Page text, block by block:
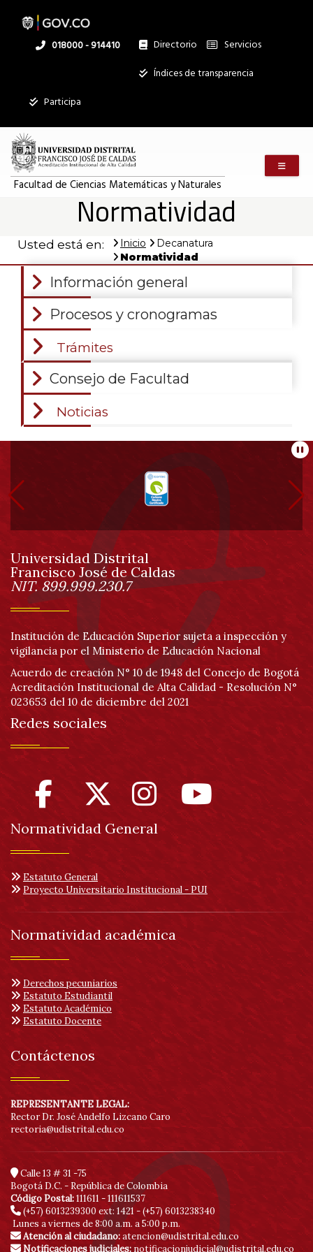
contenido
Linea
018000 - 914410 Directorio
Institucional
Servicios
Índices de transparencia
Participa
Facultad de Ciencias Matemáticas y Naturales
Normatividad
Usted está en: Inicio
Decanatura
Normatividad
Información general
Procesos y cronogramas
Trámites
Consejo de Facultad
Noticias
Información
pie
de
página
Información
Universidad Distrital
Francisco José de Caldas
NIT. 899.999.230.7
Institución de Educación Superior sujeta a inspección y
vigilancia por el Ministerio de Educación Nacional
Acuerdo de creación N° 10 de 1948 del Concejo de Bogotá
Acreditación Institucional de Alta Calidad - Resolución N°
023653 del 10 de diciembre del 2021
Redes sociales
Normatividad General
Estatuto General
Proyecto Universitario Institucional - PUI
Normatividad académica
Derechos pecuniarios
Estatuto Estudiantil
Estatuto Académico
Estatuto Docente
Contáctenos
REPRESENTANTE LEGAL:
Rector Dr. José Andelfo Lizcano Caro
rectoria@udistrital.edu.co
Calle 13 # 31 -75
Bogotá D.C. - República de Colombia
Código Postal:111611 - 111611537
(+57) 6013239300 ext: 1421 - (+57) 6013238340
Lunes a viernes de 8:00 a.m. a 5:00 p.m.
Atención al ciudadano:atencion@udistrital.edu.co
Notificaciones judiciales: notificacionjudicial@udistrital.edu.co